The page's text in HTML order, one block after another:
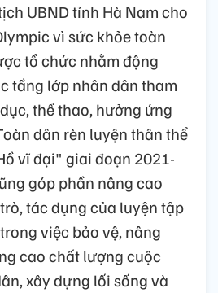
UBND tỉnh Hà Nam cho
vì sức khỏe toàn
tổ chức nhằm động
tầng lớp nhân dân tham
thể thao, hưởng ứng
dân rèn luyện thân thể
vĩ đại" giai đoạn 2021-
góp phần nâng cao
tác dụng của luyện tập
việc bảo vệ, nâng
cao chất lượng cuộc
xây dựng lối sống và